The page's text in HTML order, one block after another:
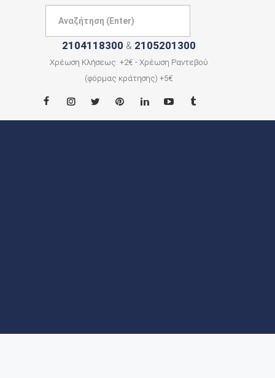
2104118300 & 2105201300
Χρέωση Κλήσεως: +2€ - Χρέωση Ραντεβού
(φόρμας κράτησης) +5€